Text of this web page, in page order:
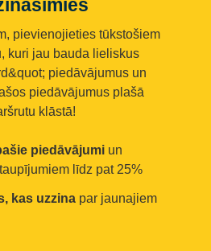
pievienojieties tūkstošiem
kuri jau bauda lieliskus
piedāvājumus un
piedāvājumus plašā
klāstā!
piedāvājumi un
līdz pat 25%
kas uzzina par jaunajiem